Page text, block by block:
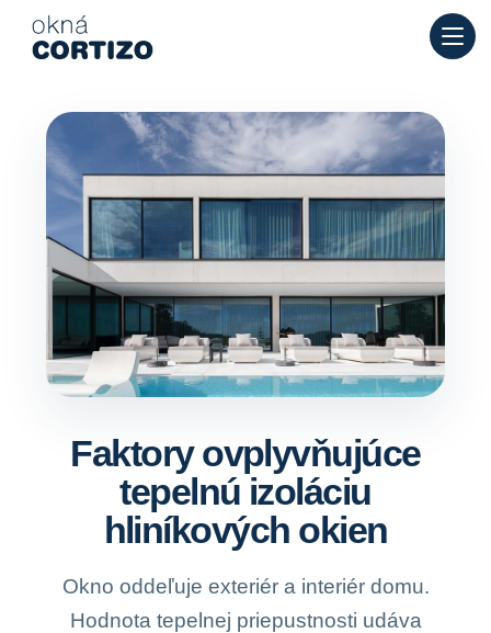
Okná Cortizo je špecializovaná sieť pre hliníkové a PVC okná
Produkty
Ponuka
Faktory ovplyvňujúce
tepelnú izoláciu
hliníkových okien
Okno oddeľuje exteriér a interiér domu.
Hodnota tepelnej priepustnosti udáva